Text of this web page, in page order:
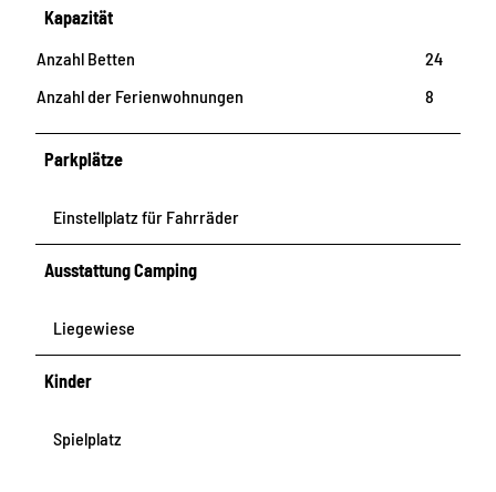
Kapazität
Anzahl Betten
24
Anzahl der Ferienwohnungen
8
Parkplätze
Einstellplatz für Fahrräder
Ausstattung Camping
Liegewiese
Kinder
Spielplatz